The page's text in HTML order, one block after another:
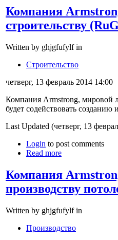
Компания
строительству
Written by ghjgfufylf in
Строительство
четверг, 13 февраль 2014 14:00
Компания Armstrong, мировой
будет содействовать
Last Updated (четверг, 13
Login to post comments
Read more
Компания
производству
Written by ghjgfufylf in
Производство